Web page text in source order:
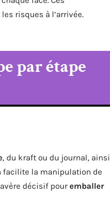
risques à l’arrivée.
par étape
, du kraft ou du journal, ainsi
facilite la manipulation de
décisif pouremballer